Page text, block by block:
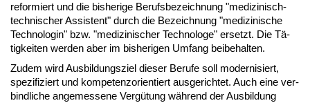
re­for­miert und die bis­he­ri­ge Be­rufs­be­zeich­nung "me­di­zi­nisch-
tech­ni­scher As­sis­tent" durch die Be­zeich­nung "me­di­zi­ni­sche
Tech­no­lo­gin" bzw. "me­di­zi­ni­scher Tech­no­lo­ge" er­setzt. Die Tä­
tig­kei­ten wer­den aber im bis­he­ri­gen Um­fang bei­be­hal­ten.
Zu­dem wird Aus­bil­dungs­ziel die­ser Be­ru­fe soll mo­der­ni­siert,
spe­zi­fi­ziert und kom­pe­tenz­ori­en­tiert aus­ge­rich­tet. Auch ei­ne ver­
bind­li­che an­ge­mes­se­ne Ver­gü­tung wäh­rend der Aus­bil­dung